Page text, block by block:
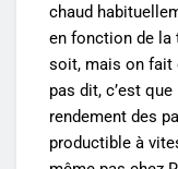
chaud
en fonction de la
soit, mais on fait
pas dit, c’est
rendement des
productible à